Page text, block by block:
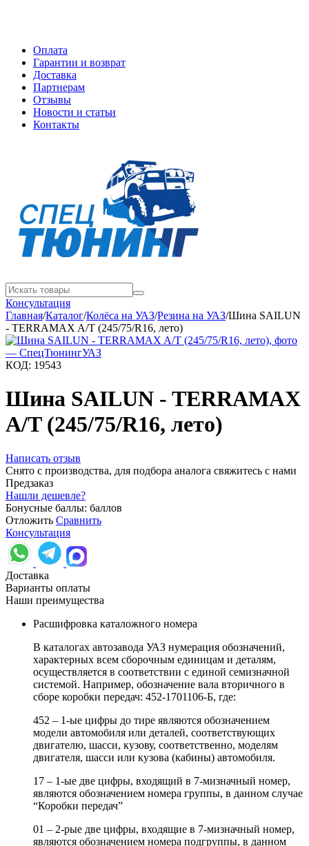
Оплата
Гарантии и возврат
Доставка
Партнерам
Отзывы
Новости и статьи
Контакты
Консультация
Главная/Каталог/Колёса на УАЗ/Резина на УАЗ/Шина SAILUN
- TERRAMAX A/T (245/75/R16, лето)
КОД: 19543
Шина SAILUN - TERRAMAX
A/T (245/75/R16, лето)
Написать отзыв
Снято с производства, для подбора аналога свяжитесь с нами
Предзаказ
Нашли дешевле?
Бонусные баллы: баллов
Отложить Сравнить
Консультация
Доставка
Варианты оплаты
Наши преимущества
Расшифровка каталожного номера
В каталогах автозавода УАЗ нумерация обозначений,
характерных всем сборочным единицам и деталям,
осуществляется в соответствии с единой семизначной
системой. Например, обозначение вала вторичного в
сборе коробки передач: 452-1701106-Б, где:
452 – 1-ые цифры до тире являются обозначением
модели автомобиля или деталей, соответствующих
двигателю, шасси, кузову, соответственно, моделям
двигателя, шасси или кузова (кабины) автомобиля.
17 – 1-ые две цифры, входящий в 7-мизначный номер,
являются обозначением номера группы, в данном случае
“Коробки передач”
01 – 2-рые две цифры, входящие в 7-мизначный номер,
являются обозначением номера подгруппы, в данном